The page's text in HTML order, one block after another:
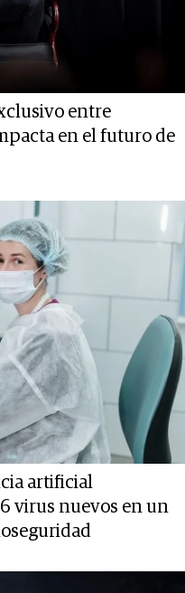
entre
en el futuro de
artificial
virus nuevos en un